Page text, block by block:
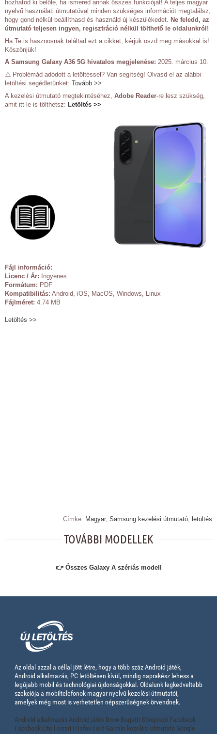
hozhatod ki belőle, ha ismered annak összes funkcióját! A teljes magyar
nyelvű használati útmutatóval minden szükséges információt megtalálsz,
hogy gond nélkül beállíthasd és használd új készülékedet.
Ne feledd, az
útmutató teljesen ingyen, regisztráció nélkül tölthető le oldalunkról!
Ha Te is hasznosnak találtad ezt a cikket, kérjük oszd meg másokkal is!
Köszönjük!
A Samsung Galaxy A36 5G hivatalos megjelenése: 2025. március 10.
⚠️ Problémád adódott a letöltéssel? Van segítség! Olvasd el az alábbi
letöltési segédletünket: Tovább >>
A kezelési útmutató megtekintéséhez, Adobe Reader-re lesz szükség,
amit itt le is tölthetsz: Letöltés >>
Fájl információ:
Licenc / Ár: Ingyenes
Formátum: PDF
Kompatibilitás: Android, iOS, MacOS, Windows, Linux
Fájlméret: 4.74 MB
Letöltés >>
Címke: Magyar, Samsung kezelési útmutató letöltés
TOVÁBBI MODELLEK
👉 Összes Galaxy A szériás modell
Az oldal azzal a céllal jött létre, hogy a több száz Android játék,
Android alkalmazás, PC letöltésen kívül, mindig naprakész lehess a
legújabb mobil és technológiai újdonságokkal. Oldalunk legkedveltebb
szekciója a mobiltelefonok magyar nyelvű kezelési útmutatói,
amelyek még most is verhetetlen népszerűségnek örvendnek.
Android alkalmazás Android játék Bmw Bugatti Böngésző Facebook
Facebook Lite Ferrari Firefox Ford Garmin kezelési útmutató Google